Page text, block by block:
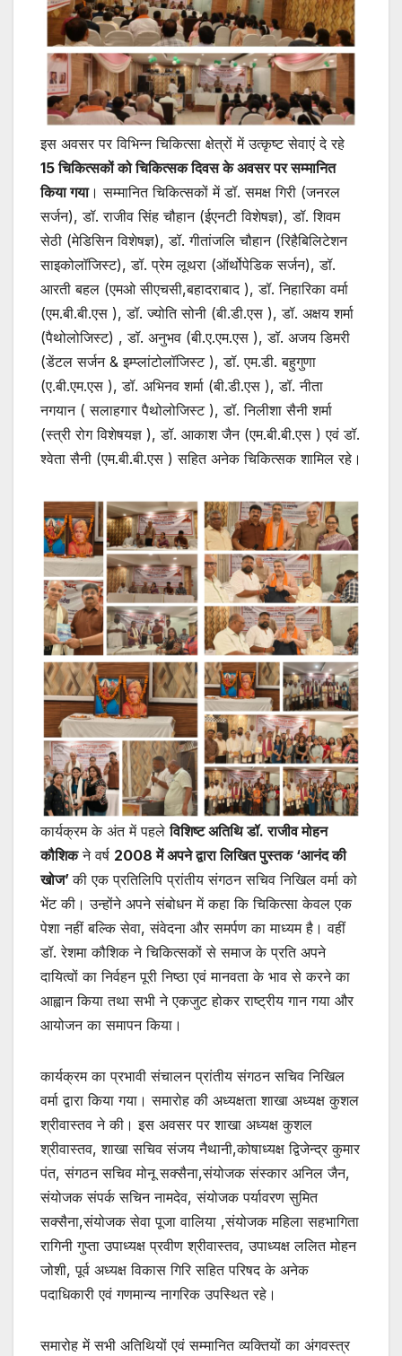
इस अवसर पर विभिन्न चिकित्सा क्षेत्रों में उत्कृष्ट सेवाएं दे रहे
15 चिकित्सकों को चिकित्सक दिवस के अवसर पर सम्मानित
किया गया। सम्मानित चिकित्सकों में डॉ. समक्ष गिरी (जनरल
सर्जन), डॉ. राजीव सिंह चौहान (ईएनटी विशेषज्ञ), डॉ. शिवम
सेठी (मेडिसिन विशेषज्ञ), डॉ. गीतांजलि चौहान (रिहैबिलिटेशन
साइकोलॉजिस्ट), डॉ. प्रेम लूथरा (ऑर्थोपेडिक सर्जन), डॉ.
आरती बहल (एमओ सीएचसी,बहादराबाद ), डॉ. निहारिका वर्मा
(एम.बी.बी.एस ), डॉ. ज्योति सोनी (बी.डी.एस ), डॉ. अक्षय शर्मा
(पैथोलोजिस्ट) , डॉ. अनुभव (बी.ए.एम.एस ), डॉ. अजय डिमरी
(डेंटल सर्जन & इम्प्लांटोलॉजिस्ट ), डॉ. एम.डी. बहुगुणा
(ए.बी.एम.एस ), डॉ. अभिनव शर्मा (बी.डी.एस ), डॉ. नीता
नगयान ( सलाहगार पैथोलोजिस्ट ), डॉ. निलीशा सैनी शर्मा
(स्त्री रोग विशेषयज्ञ ), डॉ. आकाश जैन (एम.बी.बी.एस ) एवं डॉ.
श्वेता सैनी (एम.बी.बी.एस ) सहित अनेक चिकित्सक शामिल रहे।
कार्यक्रम के अंत में पहलेविशिष्ट अतिथि डॉ. राजीव मोहन
कौशिकने वर्ष 2008 में अपने द्वारा लिखित पुस्तक ‘आनंद की
खोज’की एक प्रतिलिपि प्रांतीय संगठन सचिव निखिल वर्मा को
भेंट की। उन्होंने अपने संबोधन में कहा कि चिकित्सा केवल एक
पेशा नहीं बल्कि सेवा, संवेदना और समर्पण का माध्यम है। वहीं
डॉ. रेशमा कौशिक ने चिकित्सकों से समाज के प्रति अपने
दायित्वों का निर्वहन पूरी निष्ठा एवं मानवता के भाव से करने का
आह्वान किया तथा सभी ने एकजुट होकर राष्ट्रीय गान गया और
आयोजन का समापन किया।
कार्यक्रम का प्रभावी संचालन प्रांतीय संगठन सचिव निखिल
वर्मा द्वारा किया गया। समारोह की अध्यक्षता शाखा अध्यक्ष कुशल
श्रीवास्तव ने की। इस अवसर पर शाखा अध्यक्ष कुशल
श्रीवास्तव, शाखा सचिव संजय नैथानी,कोषाध्यक्ष द्विजेन्द्र कुमार
पंत, संगठन सचिव मोनू सक्सैना,संयोजक संस्कार अनिल जैन,
संयोजक संपर्क सचिन नामदेव, संयोजक पर्यावरण सुमित
सक्सैना,संयोजक सेवा पूजा वालिया ,संयोजक महिला सहभागिता
रागिनी गुप्ता उपाध्यक्ष प्रवीण श्रीवास्तव, उपाध्यक्ष ललित मोहन
जोशी, पूर्व अध्यक्ष विकास गिरि सहित परिषद के अनेक
पदाधिकारी एवं गणमान्य नागरिक उपस्थित रहे।
समारोह में सभी अतिथियों एवं सम्मानित व्यक्तियों का अंगवस्त्र